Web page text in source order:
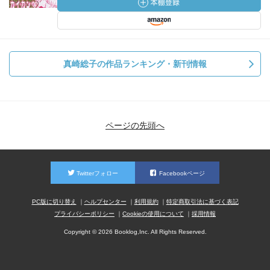
真崎総子の作品ランキング・新刊情報
ページの先頭へ
Twitterフォロー Facebookページ
PC版に切り替え ヘルプセンター 利用規約
特定商取引法に基づく表記
プライバシーポリシー
Cookieの使用について 採用情報
Copyright © 2026 Booklog,Inc. All Rights Reserved.